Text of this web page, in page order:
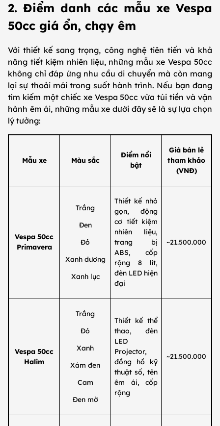
2. Điểm danh các mẫu xe Vespa
50cc giá ổn, chạy êm
Với thiết kế sang trọng, công nghệ tiên tiến và khả
năng tiết kiệm nhiên liệu, những mẫu xe Vespa 50cc
không chỉ đáp ứng nhu cầu di chuyển mà còn mang
lại sự thoải mái trong suốt hành trình. Nếu bạn đang
tìm kiếm một chiếc xe Vespa 50cc vừa túi tiền và vận
hành êm ái, những mẫu xe dưới đây sẽ là sự lựa chọn
lý tưởng:
Mẫu xe Màu sắc
Điểm nổi
bật
Giá bán lẻ
tham khảo
(VNĐ)
Vespa 50cc
Primavera
Trắng
Đen
Đỏ
Xanh dương
Xanh lục
Thiết kế nhỏ
gọn, động
cơ tiết kiệm
nhiên liệu,
trang bị
ABS, cốp
rộng 8 lít,
đèn LED hiện
đại
~21.500.000
Vespa 50cc
Halim
Trắng
Đỏ
Xanh
Xám đen
Cam
Đen mờ
Thiết kế thể
thao, đèn
LED
Projector,
đồng hồ kỹ
thuật số, tên
êm ái, cốp
rộng
~21.500.000